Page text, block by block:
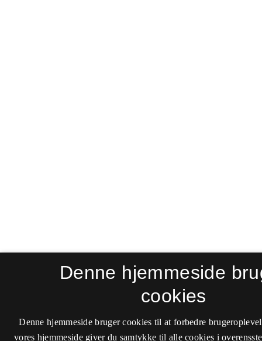
Denne hjemmeside
cookies
Denne hjemmeside bruger cookies til at forbedre
vores hjemmeside giver du samtykke til alle cookies i